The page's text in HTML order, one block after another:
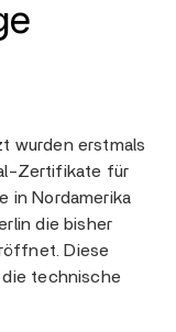
wurden erstmals
Zertifikate für
in Nordamerika
die bisher
Diese
die technische